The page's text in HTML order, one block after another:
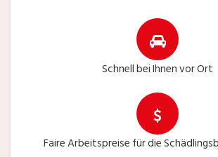
Schnell bei Ihnen vor Ort
Faire Arbeitspreise für die